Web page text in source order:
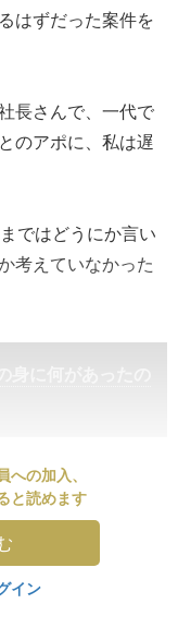
はずだった案件を
長さんで、一代で
のアポに、私は遅
ではどうにか言い
考えていなかった
の加入、
と読めます
イン